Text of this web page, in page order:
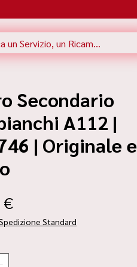
Secondario
A112 |
| Originale e
€Prezzo
Standard